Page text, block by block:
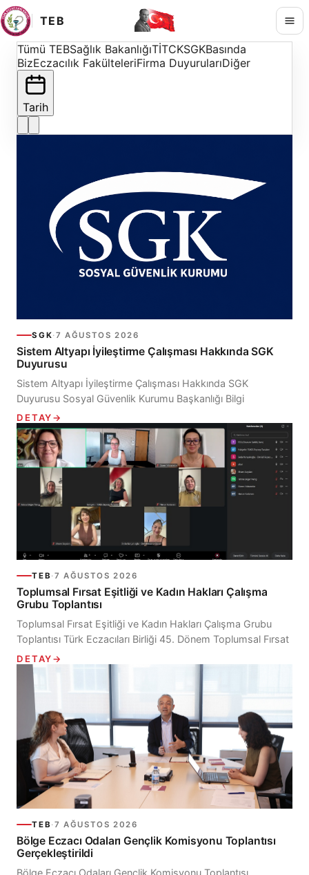
TEB
Tümü TEBSağlık BakanlığıTİTCKSGKBasında
BizEczacılık FakülteleriFirma DuyurularıDiğer
Tarih
SGK·7 AĞUSTOS 2026
Sistem Altyapı İyileştirme Çalışması Hakkında SGK
Duyurusu
Sistem Altyapı İyileştirme Çalışması Hakkında SGK
Duyurusu Sosyal Güvenlik Kurumu Başkanlığı Bilgi
Teknolojileri Genel Müdürlüğü tarafından bugün yayımlanan
“Sistem Altyapı...
DETAY→
TEB·7 AĞUSTOS 2026
Toplumsal Fırsat Eşitliği ve Kadın Hakları Çalışma
Grubu Toplantısı
Toplumsal Fırsat Eşitliği ve Kadın Hakları Çalışma Grubu
Toplantısı Türk Eczacıları Birliği 45. Dönem Toplumsal Fırsat
Eşitliği ve Kadın Hakları Çalışma Grubu, 7 Ağustos 2026...
DETAY→
TEB·7 AĞUSTOS 2026
Bölge Eczacı Odaları Gençlik Komisyonu Toplantısı
Gerçekleştirildi
Bölge Eczacı Odaları Gençlik Komisyonu Toplantısı